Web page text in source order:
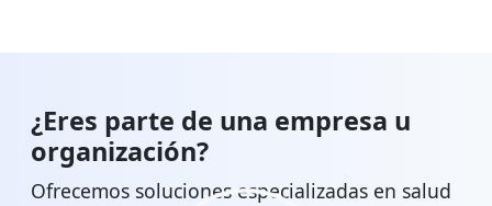
¿Eres parte de una empresa u
organización?
Ofrecemos soluciones especializadas en salud